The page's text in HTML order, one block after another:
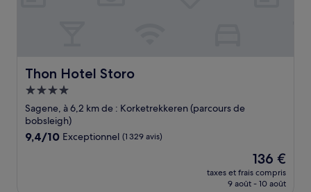
Thon Hotel Storo
Thon Hotel Storo
Hébergement
4.0 étoiles
Sagene, à 6,2 km de : Korketrekkeren (parcours de
bobsleigh)
9.4
9,4/10 Exceptionnel (1 329 avis)
Le
nouveau
prix
136 €
taxes et frais compris
9 août - 10 août